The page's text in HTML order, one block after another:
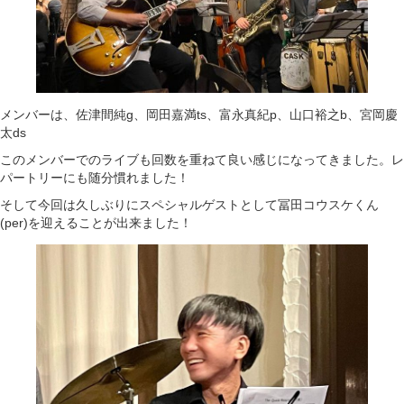
メンバーは、佐津間純g、岡田嘉満ts、富永真紀p、山口裕之b、宮岡慶
太ds
このメンバーでのライブも回数を重ねて良い感じになってきました。レ
パートリーにも随分慣れました！
そして今回は久しぶりにスペシャルゲストとして冨田コウスケくん
(per)を迎えることが出来ました！